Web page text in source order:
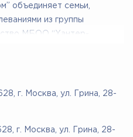
пациентов с
- потому что наши
же тёплые, добрые и
объединяет семьи,
из группы
МБОО “Хантер-
оказания помощи
с мукополисахаридозами,
и содействовать
в состав группы по
г. Москва, ул. Грина, 28-
г. Москва, ул. Грина, 28-